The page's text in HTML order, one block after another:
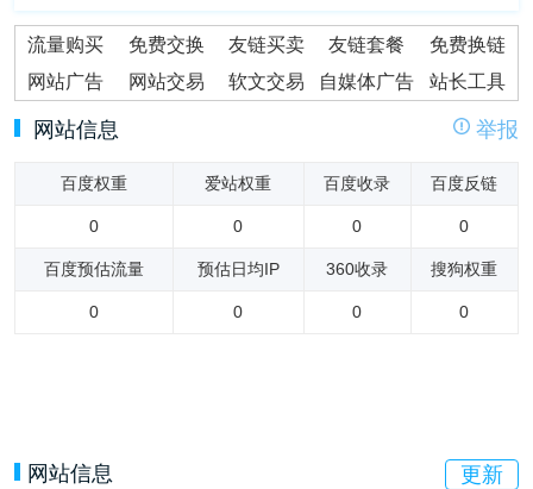
流量购买 免费交换 友链买卖 友链套餐
免费换链
网站广告
网站交易 软文交易 自媒体广告 站长工具
网站信息 举报
百度权重 爱站权重 百度收录 百度反链
0 0 0 0
百度预估流量 预估日均IP 360收录 搜狗权重
0 0 0 0
网站信息 更新